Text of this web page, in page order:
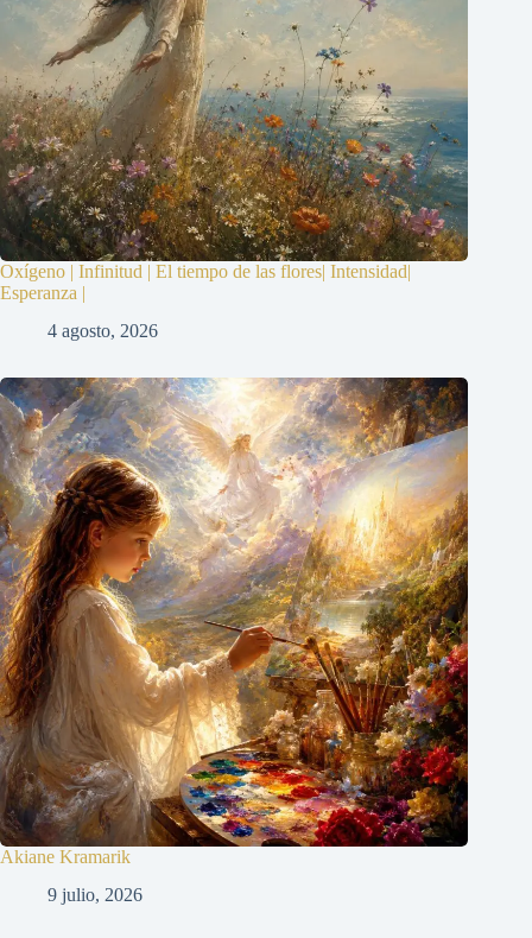
Oxígeno | Infinitud | El tiempo de las flores| Intensidad|
Esperanza |
4 agosto, 2026
Akiane Kramarik
9 julio, 2026